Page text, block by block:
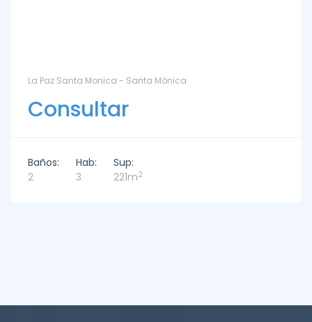
La Paz Santa Monica - Santa Mónica
Consultar
Baños:
2
Hab:
3
Sup:
221m2